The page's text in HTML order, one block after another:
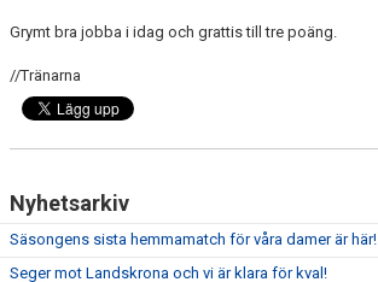
Grymt bra jobba i idag och grattis till tre poäng.
//Tränarna
Nyhetsarkiv
Säsongens sista hemmamatch för våra damer är här!
Seger mot Landskrona och vi är klara för kval!